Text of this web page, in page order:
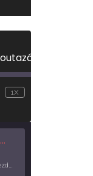
1X
Az UNICEF Magyarország jótékonysági kezdeményezése izgalmas, egész éves világkörüli ízutazásra hív, igazi családi program és gasztroedukáció, illetve segítség a rászorulóknak is egyben.